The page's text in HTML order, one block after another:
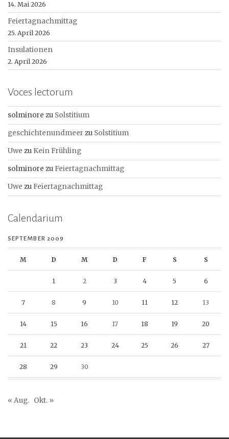
14. Mai 2026
Feiertagnachmittag
25. April 2026
Insulationen
2. April 2026
Voces lectorum
solminore zu Solstitium
geschichtenundmeer zu Solstitium
Uwe zu Kein Frühling
solminore zu Feiertagnachmittag
Uwe zu Feiertagnachmittag
Calendarium
SEPTEMBER 2009
M D M D F S S
1 2 3 4 5 6
7 8 9 10 11 12 13
14 15 16 17 18 19 20
21 22 23 24 25 26 27
28 29 30
« Aug. Okt. »